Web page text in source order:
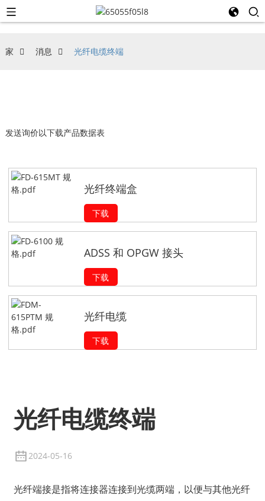
家 消息 光纤电缆终端
发送询价以下载产品数据表
光纤终端盒
下载
ADSS 和 OPGW 接头
下载
光纤电缆
下载
光纤电缆终端
2024-05-16
光纤端接是指将连接器连接到光缆两端，以便与其他光纤